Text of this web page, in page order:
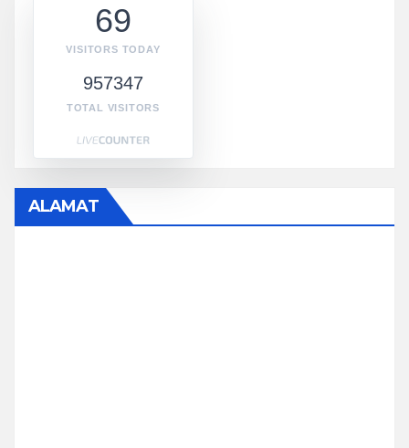
69
VISITORS TODAY
957347
TOTAL VISITORS
ALAMAT